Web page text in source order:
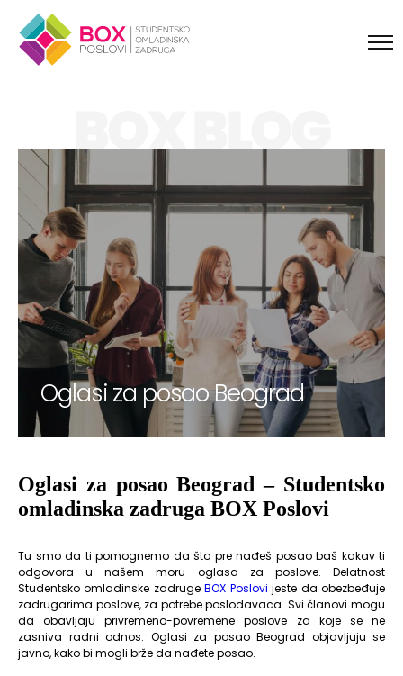
BOX BLOG
Oglasi za posao Beograd
Oglasi za posao Beograd – Studentsko
omladinska zadruga BOX Poslovi
Tu smo da ti pomognemo da što pre nađeš posao baš kakav ti
odgovora u našem moru oglasa za poslove. Delatnost
Studentsko omladinske zadrugeBOX Poslovi jeste da obezbeđuje
zadrugarima poslove, za potrebe poslodavaca. Svi članovi mogu
da obavljaju privremeno-povremene poslove za koje se ne
zasniva radni odnos. Oglasi za posao Beograd objavljuju se
javno, kako bi mogli brže da nađete posao.